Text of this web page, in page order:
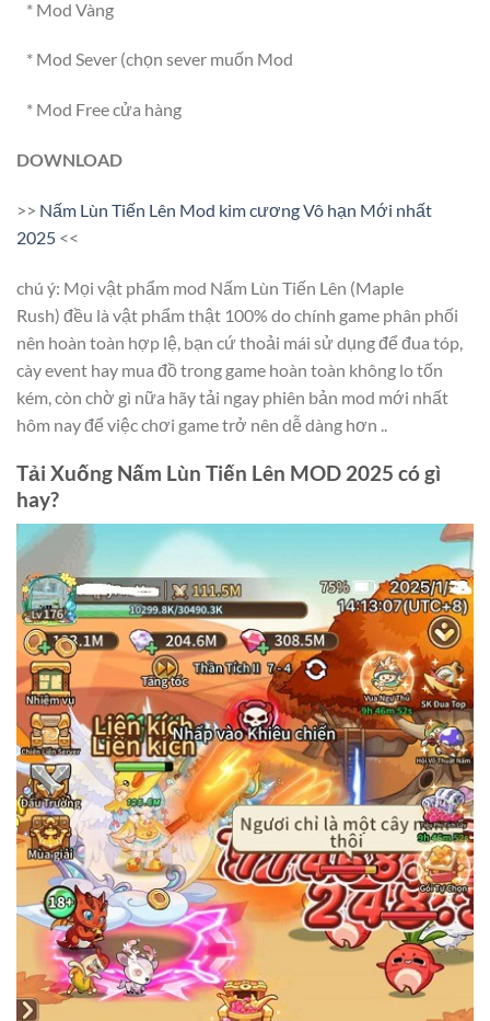
* Mod Vàng
* Mod Sever (chọn sever muốn Mod
* Mod Free cửa hàng
DOWNLOAD
>> Nấm Lùn Tiến Lên Mod kim cương Vô hạn Mới nhất
2025 <<
chú ý: Mọi vật phẩm mod Nấm Lùn Tiến Lên (Maple
Rush) đều là vật phẩm thật 100% do chính game phân phối
nên hoàn toàn hợp lệ, bạn cứ thoải mái sử dụng để đua tóp,
cày event hay mua đồ trong game hoàn toàn không lo tốn
kém, còn chờ gì nữa hãy tải ngay phiên bản mod mới nhất
hôm nay để việc chơi game trở nên dễ dàng hơn ..
Tải Xuống Nấm Lùn Tiến Lên MOD 2025 có gì
hay?